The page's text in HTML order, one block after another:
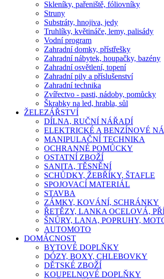
Skleníky, pařeniště, fóliovníky
Struny
Substráty, hnojiva, jedy
Truhlíky, květináče, lemy, palisády
Vodní program
Zahradní domky, přístřešky
Zahradní nábytek, houpačky, bazény
Zahradní osvětlení, topení
Zahradní pily a příslušenství
Zahradní technika
Zvířectvo - pasti, nádoby, pomůcky
Škrabky na led, hrabla, sůl
ŽELEZÁŘSTVÍ
DÍLNA, RUČNÍ NÁŘADÍ
ELEKTRICKÉ A BENZÍNOVÉ
MANIPULAČNÍ TECHNIKA
OCHRANNÉ POMŮCKY
OSTATNÍ ZBOŽÍ
SANITA, TĚSNĚNÍ
SCHŮDKY, ŽEBŘÍKY, ŠTAFLE
SPOJOVACÍ MATERIÁL
STAVBA
ZÁMKY, KOVÁNÍ, SCHRÁNKY
ŘETĚZY, LANKA OCELOVÁ,
ŠNŮRY, LANA, POPRUHY,
AUTOMOTO
DOMÁCNOST
BYTOVÉ DOPLŇKY
DÓZY, BOXY, CHLEBOVKY
DĚTSKÉ ZBOŽÍ
KOUPELNOVÉ DOPLŇKY